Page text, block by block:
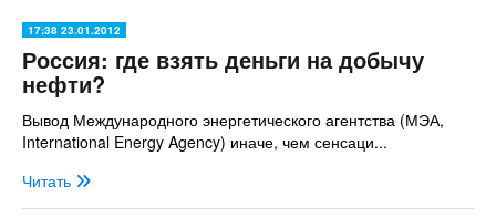
17:38 23.01.2012
Россия: где взять деньги на добычу
нефти?
Вывод Международного энергетического агентства (МЭА,
International Energy Agency) иначе, чем сенсаци...
Читать